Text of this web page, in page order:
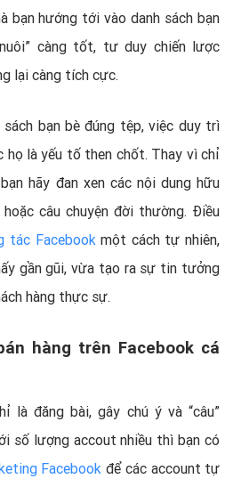
bạn hướng tới vào danh sách bạn
càng tốt, tư duy chiến lược
lại càng tích cực.
bạn bè đúng tệp, việc duy trì
họ là yếu tố then chốt. Thay vì chỉ
hãy đan xen các nội dung hữu
câu chuyện đời thường. Điều
tác Facebookmột cách tự nhiên,
gần gũi, vừa tạo ra sự tin tưởng
hàng thực sự.
hàng trên Facebook cá
là đăng bài, gây chú ý và “câu”
số lượng accout nhiều thì bạn có
Facebook để các account tự